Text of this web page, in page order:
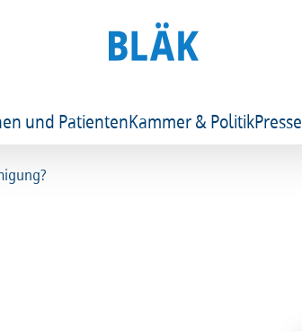
und PatientenKammer & PolitikPresse